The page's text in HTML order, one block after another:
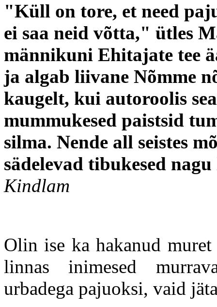
"Küll on tore, et need
ei saa neid võtta," ütles
männikuni Ehitajate tee
ja algab liivane Nõmme
kaugelt, kui autoroolis
mummukesed paistsid
silma. Nende all seistes
sädelevad tibukesed
Kindlam
Olin ise ka hakanud
linnas inimesed
urbadega pajuoksi, vaid